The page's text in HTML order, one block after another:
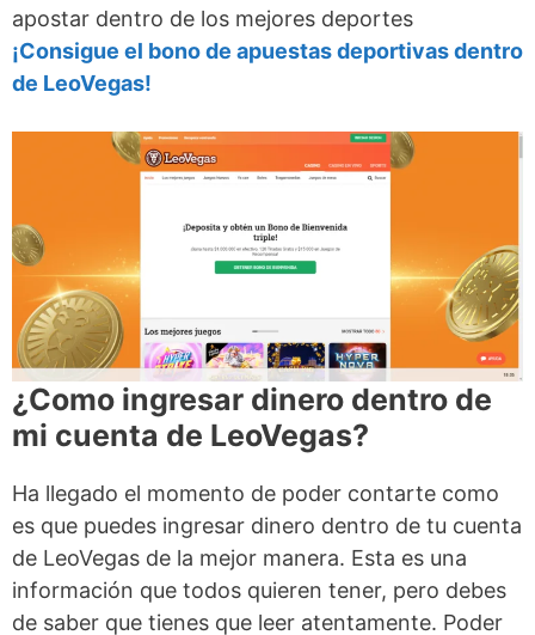
apostar dentro de los mejores deportes
¡Consigue el bono de apuestas deportivas dentro
de LeoVegas!
¿Como ingresar dinero dentro de
mi cuenta de LeoVegas?
Ha llegado el momento de poder contarte como
es que puedes ingresar dinero dentro de tu cuenta
de LeoVegas de la mejor manera. Esta es una
información que todos quieren tener, pero debes
de saber que tienes que leer atentamente. Poder